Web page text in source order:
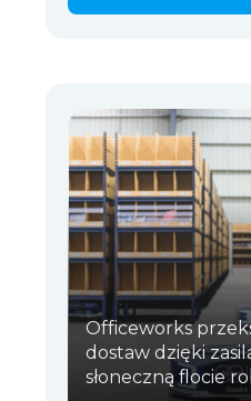
Officeworks
dostaw dzięki
słoneczną flocie